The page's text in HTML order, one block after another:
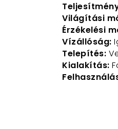
Világítási
Érzékelési
Vízállóság:
Telepítés:
Kialakítás: